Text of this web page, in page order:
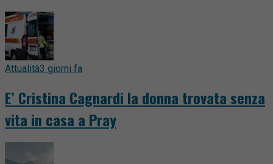
Attualità3 giorni fa
E’ Cristina Cagnardi la donna trovata senza
vita in casa a Pray